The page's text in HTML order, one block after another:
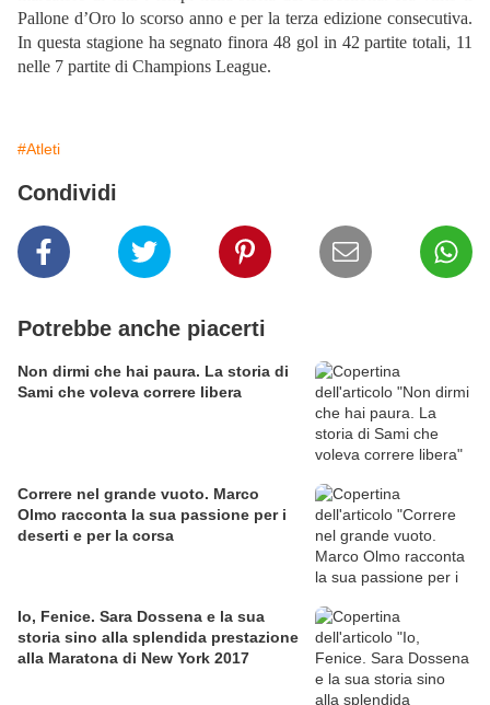
Pallone d’Oro lo scorso anno e per la terza edizione consecutiva.
In questa stagione ha segnato finora 48 gol in 42 partite totali, 11
nelle 7 partite di Champions League.
#Atleti
Condividi
Potrebbe anche piacerti
Non dirmi che hai paura. La storia di
Sami che voleva correre libera
Correre nel grande vuoto. Marco
Olmo racconta la sua passione per i
deserti e per la corsa
Io, Fenice. Sara Dossena e la sua
storia sino alla splendida prestazione
alla Maratona di New York 2017